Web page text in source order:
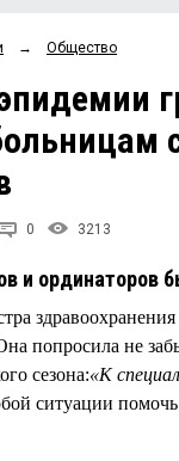
→ Общество
0 3213
и
попросила не
сезона:«К
ситуации